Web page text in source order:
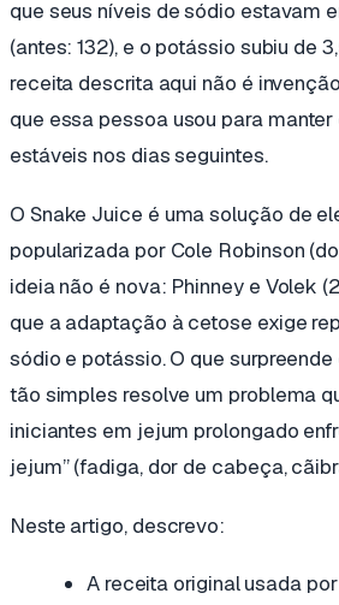
que seus níveis de sódio estavam
(antes: 132), e o potássio subiu de
receita descrita aqui não é
que essa pessoa usou para
estáveis nos dias seguintes.
O Snake Juice é uma solução de
popularizada por Cole Robinson
ideia não é nova: Phinney e Volek
que a adaptação à cetose exige
sódio e potássio. O que
tão simples resolve um problema
iniciantes em jejum prolongado
jejum” (fadiga, dor de cabeça,
Neste artigo, descrevo:
A receita original usada